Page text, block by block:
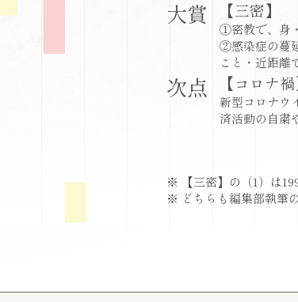
大賞 【三密】
①密教で、身
②感染症の蔓
こと・近距離
次点 【コロナ禍
新型コロナウ
済活動の自粛
※ 【三密】の（1）は
※ どちらも編集部執筆